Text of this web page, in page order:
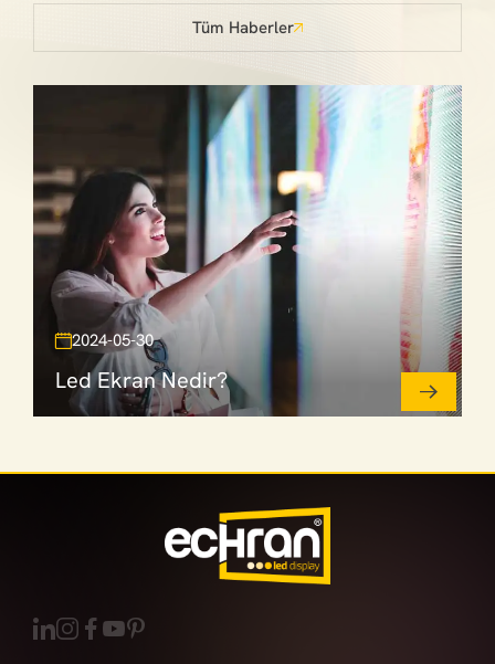
Tüm Haberler
2024-05-30
Led Ekran Nedir?